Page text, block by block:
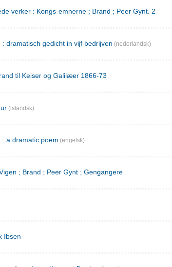
verker : Kongs-emnerne ; Brand ; Peer Gynt. 2
: dramatisch gedicht in vijf bedrijven (nederlandsk)
til Keiser og Galilæer 1866-73
(islandsk)
: a dramatic poem (engelsk)
; Brand ; Peer Gynt ; Gengangere
Ibsen